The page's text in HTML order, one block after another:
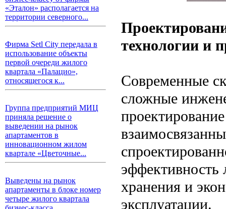
«Эталон» располагается на
территории северного...
Фирма Setl City передала в
использование объекты
первой очереди жилого
квартала «Палацио»,
относящегося к...
Группа предприятий МИЦ
приняла решение о
выведении на рынок
апартаментов в
инновационном жилом
квартале «Цветочные...
Выведены на рынок
апартаменты в блоке номер
четыре жилого квартала
технологии и
Современные
сложные
эффективность
хранения и
эксплуатации.